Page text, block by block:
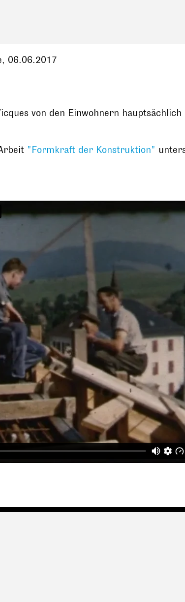
06.06.2017
von den Einwohnern
"Formkraft der Konstruktion"